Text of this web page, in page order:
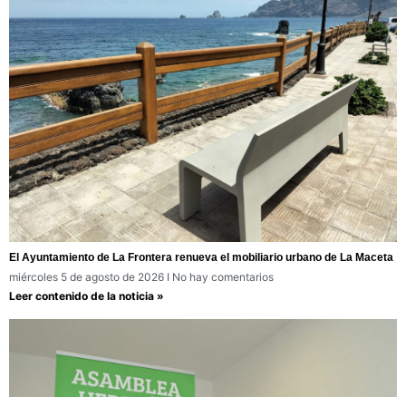
El Ayuntamiento de La Frontera renueva el mobiliario urbano de La Maceta
miércoles 5 de agosto de 2026
No hay comentarios
Leer contenido de la noticia »